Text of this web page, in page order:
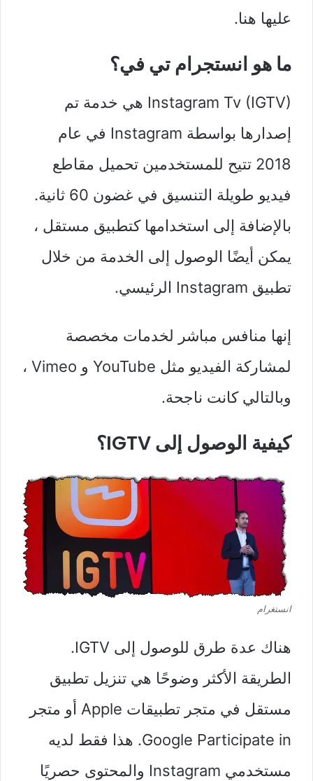
عليها هنا.
ما هو انستجرام تي في؟
Instagram Tv (IGTV) هي خدمة تم
إصدارها بواسطة Instagram في عام
2018 تتيح للمستخدمين تحميل مقاطع
فيديو طويلة التنسيق في غضون 60 ثانية.
بالإضافة إلى استخدامها كتطبيق مستقل ،
يمكن أيضًا الوصول إلى الخدمة من خلال
تطبيق Instagram الرئيسي.
إنها منافس مباشر لخدمات مخصصة
لمشاركة الفيديو مثل YouTube و Vimeo ،
وبالتالي كانت ناجحة.
كيفية الوصول إلى IGTV؟
انستغرام
هناك عدة طرق للوصول إلى IGTV.
الطريقة الأكثر وضوحًا هي تنزيل تطبيق
مستقل في متجر تطبيقات Apple أو متجر
Google Participate in. هذا فقط لديه
مستخدمي Instagram والمحتوى حصريًا